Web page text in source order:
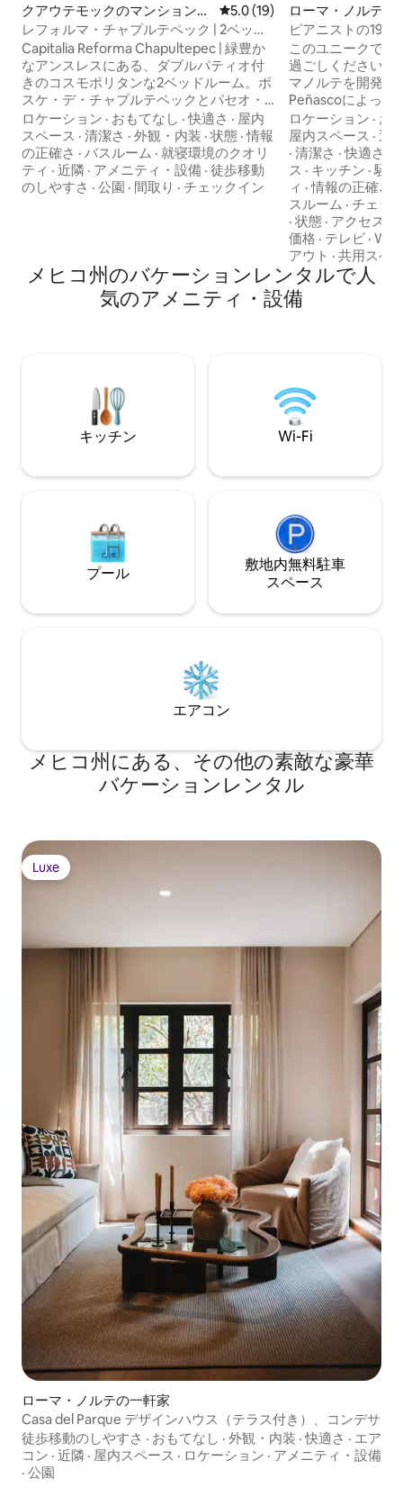
クアウテモックのマンション・
アパート
レビュー19件、5つ星中5.0つ
5.0 (19)
レフォルマ・チャプルテペック | 2ベッド
ルーム、ダブルパティオ付き、6名様宿泊
可能
Capitalia Reforma Chapultepec | 緑豊か
なアンスレスにある、ダブルパティオ付
きのコスモポリタンな2ベッドルーム。ボ
スケ・デ・チャプルテペックとパセオ・
デ・ラ・レフォルマのすぐそば。6名様で
ご利用いただけます：キングサイズベッ
ド1台＋クイーンサイズベッド2台、フル
バスルーム2室、エアコン、高速Wi-Fi、
フルキッチン、ワークスペース。屋上テ
4.8。おかえりなさい。
ロケーション · おもてなし ·快適さ · 屋内
スペース · 清潔さ · 外観・内装 · 状態 ·情報
の正確さ · バスルーム · 就寝環境のクオリ
ティ · 近隣 · アメニティ・設備 · 徒歩移動
のしやすさ · 公園 · 間取り · チェックイン
ローマ・ノルテの
ピアニストの
されています。
このユニークで静
過ごしください。 この家は1909年にロー
マノルテを開発
Peñascoによって
な建築家とインテ
@Tana_Kareiに
最もプライベート
リラックスしたり
をしたり、ホー
画を楽しんだりで
ノもあります！素
ームテラスを備え
ン。Vogue 2025
ングとして掲載さ
ロケーション · お
屋内スペース ·近
·清潔さ ·快適さ
ス · キッチン ·騒音
ィ ·情報の正確さ
スルーム ·チェッ
·状態 · アクセス
価格 · テレビ ·Wi-
アウト ·共用スペ
メヒコ州のバケーションレンタルで人
気のアメニティ・設備
キッチン Wi-Fi
プール
敷地内無料駐⁠車
ス⁠ペ⁠ー⁠ス
エアコン
メヒコ州にある、その他の素敵な豪華
バケーションレンタル
Luxe
Luxe
ローマ・ノルテの一軒家
Casa del Parque デザインハウス（テラス付き）、コンデサ
徒歩移動のしやすさ · おもてなし · 外観・内装 ·快適さ · エア
コン · 近隣 · 屋内スペース · ロケーション · アメニティ・設備
· 公園